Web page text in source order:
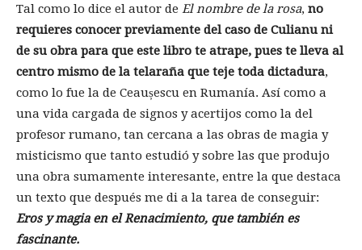
Tal como lo dice el autor de El nombre de la rosa, no
requieres conocer previamente del caso de Culianu ni
de su obra para que este libro te atrape, pues te lleva al
centro mismo de la telaraña que teje toda dictadura,
como lo fue la de Ceaușescu en Rumanía. Así como a
una vida cargada de signos y acertijos como la del
profesor rumano, tan cercana a las obras de magia y
misticismo que tanto estudió y sobre las que produjo
una obra sumamente interesante, entre la que destaca
un texto que después me di a la tarea de conseguir:
Eros y magia en el Renacimiento, que también es
fascinante.